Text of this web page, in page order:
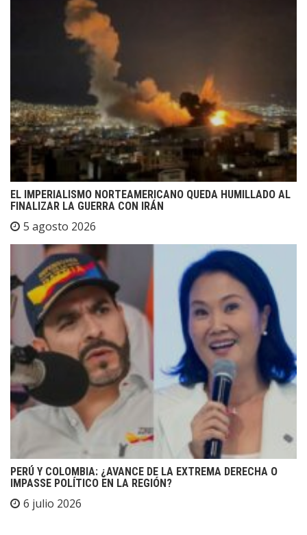
EL IMPERIALISMO NORTEAMERICANO QUEDA HUMILLADO AL
FINALIZAR LA GUERRA CON IRÁN
5 agosto 2026
PERÚ Y COLOMBIA: ¿AVANCE DE LA EXTREMA DERECHA O
IMPASSE POLÍTICO EN LA REGIÓN?
6 julio 2026